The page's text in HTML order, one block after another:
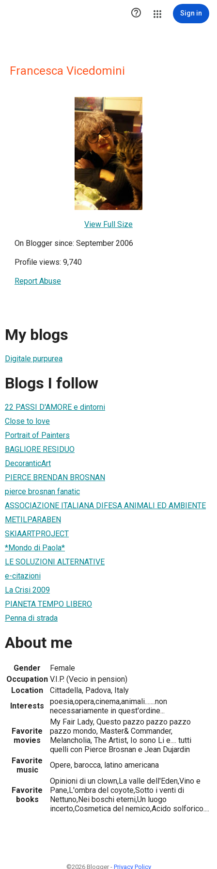
 Sign in
Francesca Vicedomini
View Full Size
On Blogger since: September 2006
Profile views: 9,740
Report Abuse
My blogs
Digitale purpurea
Blogs I follow
22 PASSI D'AMORE e dintorni
Close to love
Portrait of Painters
BAGLIORE RESIDUO
DecoranticArt
PIERCE BRENDAN BROSNAN
pierce brosnan fanatic
ASSOCIAZIONE ITALIANA DIFESA ANIMALI ED AMBIENTE
METILPARABEN
SKIAARTPROJECT
*Mondo di Paola*
LE SOLUZIONI ALTERNATIVE
e-citazioni
La Crisi 2009
PIANETA TEMPO LIBERO
Penna di strada
About me
Gender
Female
Occupation V.I.P. (Vecio in pension)
Location
Cittadella, Padova, Italy
Interests
poesia,opera,cinema,animali.......non
necessariamente in quest'ordine...
Favorite
movies
My Fair Lady, Questo pazzo pazzo pazzo
pazzo mondo, Master& Commander,
Melancholia, The Artist, Io sono Li e.... tutti
quelli con Pierce Brosnan e Jean Dujardin
Favorite
music
Opere, barocca, latino americana
Favorite
books
Opinioni di un clown,La valle dell'Eden,Vino e
Pane,L'ombra del coyote,Sotto i venti di
Nettuno,Nei boschi eterni,Un luogo
incerto,Cosmetica del nemico,Acido solforico....
©2026 Blogger - Privacy Policy